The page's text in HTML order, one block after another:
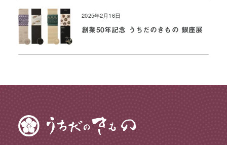
2025年2月16日
創業50年記念 うちだのきもの 銀座展